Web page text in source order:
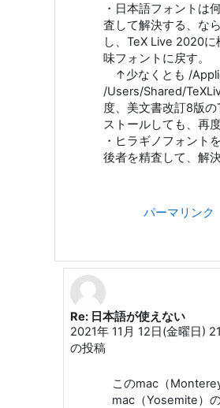
・日本語フォント
査して解決する、な
し、TeX Live 2020
味フォントに戻す。
↑少なくとも /
/Users/Shared/
度、美文書改訂8版
ストールしても、再
・ヒラギノフォント
後者を精査して、解
パーマリンク
Yamamoto Munehiro
Re: 日本語が使えない
2021年 11月 12日(金曜日)
の投稿
このmac（
mac（Yosemite）